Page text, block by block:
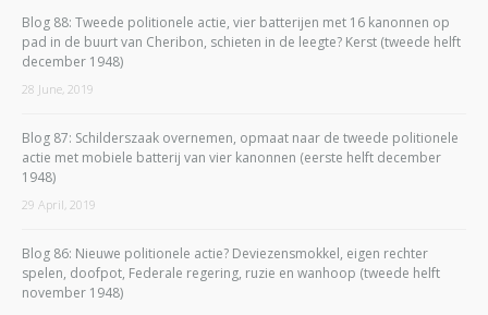
Blog 88: Tweede politionele actie, vier batterijen met 16 kanonnen op
pad in de buurt van Cheribon, schieten in de leegte? Kerst (tweede helft
december 1948)
28 June, 2019
Blog 87: Schilderszaak overnemen, opmaat naar de tweede politionele
actie met mobiele batterij van vier kanonnen (eerste helft december
1948)
29 April, 2019
Blog 86: Nieuwe politionele actie? Deviezensmokkel, eigen rechter
spelen, doofpot, Federale regering, ruzie en wanhoop (tweede helft
november 1948)